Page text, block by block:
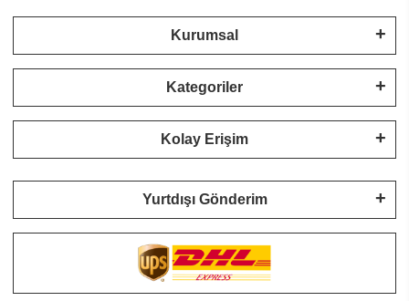
Kurumsal
Kategoriler
Kolay Erişim
Yurtdışı Gönderim